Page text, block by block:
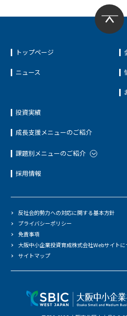
トップページ
ニュース
投資実績
成長支援メニューのご紹介
課題別メニューのご紹介
採用情報
反社会的勢力への対応に関する基本方針
プライバシーポリシー
免責事項
大阪中小企業投資育成株式会社Webサイトに
サイトマップ